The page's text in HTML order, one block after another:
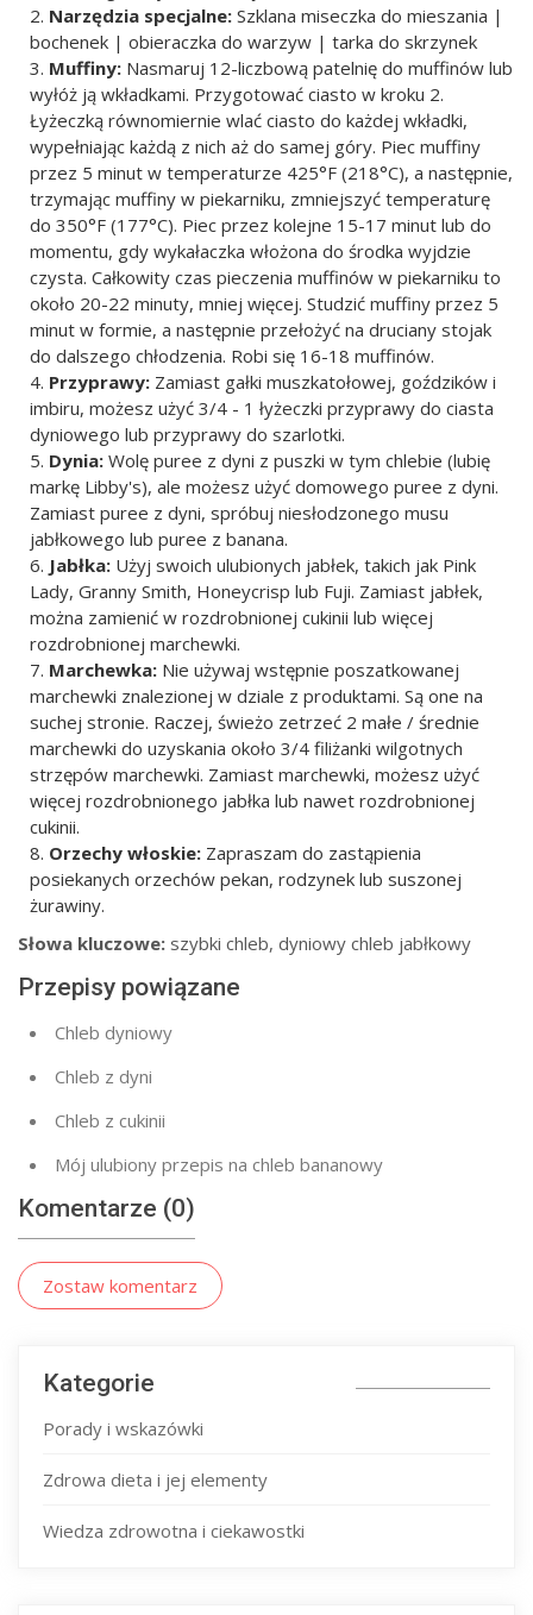
Narzędzia specjalne: Szklana miseczka do mieszania |
bochenek | obieraczka do warzyw | tarka do skrzynek
Muffiny: Nasmaruj 12-liczbową patelnię do muffinów lub
wyłóż ją wkładkami. Przygotować ciasto w kroku 2.
Łyżeczką równomiernie wlać ciasto do każdej wkładki,
wypełniając każdą z nich aż do samej góry. Piec muffiny
przez 5 minut w temperaturze 425°F (218°C), a następnie,
trzymając muffiny w piekarniku, zmniejszyć temperaturę
do 350°F (177°C). Piec przez kolejne 15-17 minut lub do
momentu, gdy wykałaczka włożona do środka wyjdzie
czysta. Całkowity czas pieczenia muffinów w piekarniku to
około 20-22 minuty, mniej więcej. Studzić muffiny przez 5
minut w formie, a następnie przełożyć na druciany stojak
do dalszego chłodzenia. Robi się 16-18 muffinów.
Przyprawy: Zamiast gałki muszkatołowej, goździków i
imbiru, możesz użyć 3/4 - 1 łyżeczki przyprawy do ciasta
dyniowego lub przyprawy do szarlotki.
Dynia: Wolę puree z dyni z puszki w tym chlebie (lubię
markę Libby's), ale możesz użyć domowego puree z dyni.
Zamiast puree z dyni, spróbuj niesłodzonego musu
jabłkowego lub puree z banana.
Jabłka: Użyj swoich ulubionych jabłek, takich jak Pink
Lady, Granny Smith, Honeycrisp lub Fuji. Zamiast jabłek,
można zamienić w rozdrobnionej cukinii lub więcej
rozdrobnionej marchewki.
Marchewka: Nie używaj wstępnie poszatkowanej
marchewki znalezionej w dziale z produktami. Są one na
suchej stronie. Raczej, świeżo zetrzeć 2 małe / średnie
marchewki do uzyskania około 3/4 filiżanki wilgotnych
strzępów marchewki. Zamiast marchewki, możesz użyć
więcej rozdrobnionego jabłka lub nawet rozdrobnionej
cukinii.
Orzechy włoskie: Zapraszam do zastąpienia
posiekanych orzechów pekan, rodzynek lub suszonej
żurawiny.
Słowa kluczowe: szybki chleb, dyniowy chleb jabłkowy
Przepisy powiązane
Chleb dyniowy
Chleb z dyni
Chleb z cukinii
Mój ulubiony przepis na chleb bananowy
Komentarze (0)
Zostaw komentarz
Kategorie
Porady i wskazówki
Zdrowa dieta i jej elementy
Wiedza zdrowotna i ciekawostki